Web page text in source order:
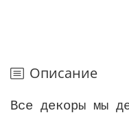
Описание
Все декоры мы